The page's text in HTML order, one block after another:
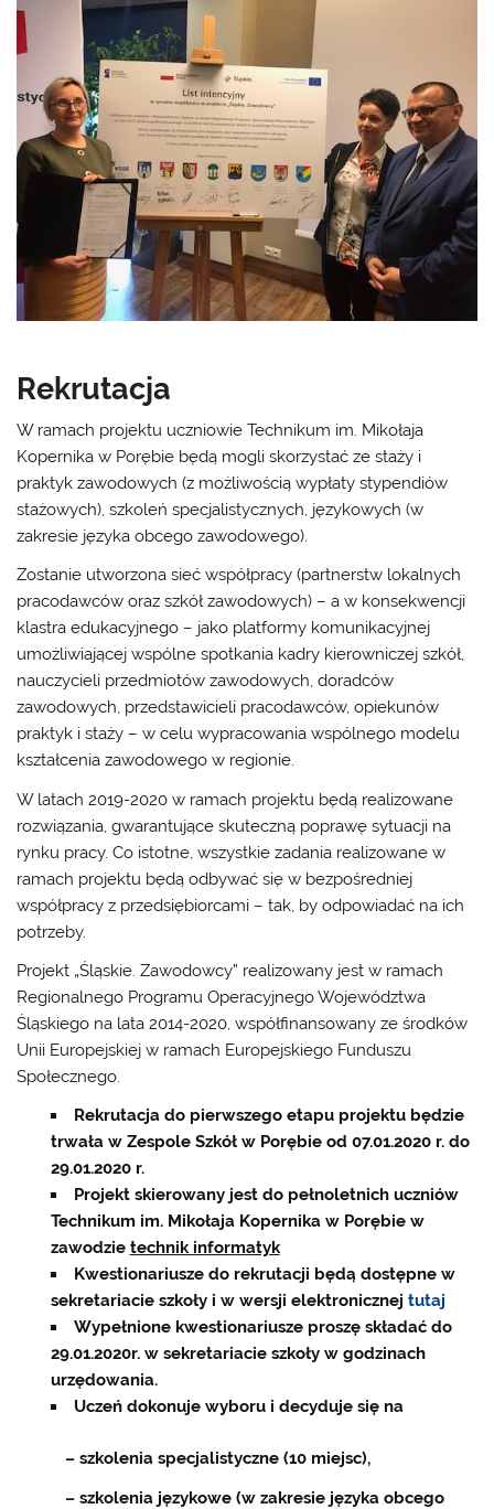
Rekrutacja
W ramach projektu uczniowie Technikum im. Mikołaja
Kopernika w Porębie będą mogli skorzystać ze staży i
praktyk zawodowych (z możliwością wypłaty stypendiów
stażowych), szkoleń specjalistycznych, językowych (w
zakresie języka obcego zawodowego).
Zostanie utworzona sieć współpracy (partnerstw lokalnych
pracodawców oraz szkół zawodowych) – a w konsekwencji
klastra edukacyjnego – jako platformy komunikacyjnej
umożliwiającej wspólne spotkania kadry kierowniczej szkół,
nauczycieli przedmiotów zawodowych, doradców
zawodowych, przedstawicieli pracodawców, opiekunów
praktyk i staży – w celu wypracowania wspólnego modelu
kształcenia zawodowego w regionie.
W latach 2019-2020 w ramach projektu będą realizowane
rozwiązania, gwarantujące skuteczną poprawę sytuacji na
rynku pracy. Co istotne, wszystkie zadania realizowane w
ramach projektu będą odbywać się w bezpośredniej
współpracy z przedsiębiorcami – tak, by odpowiadać na ich
potrzeby.
Projekt „Śląskie. Zawodowcy” realizowany jest w ramach
Regionalnego Programu Operacyjnego Województwa
Śląskiego na lata 2014-2020, współfinansowany ze środków
Unii Europejskiej w ramach Europejskiego Funduszu
Społecznego.
Rekrutacja do pierwszego etapu projektu będzie
trwała w Zespole Szkół w Porębie od 07.01.2020 r. do
29.01.2020 r.
Projekt skierowany jest do pełnoletnich uczniów
Technikum im. Mikołaja Kopernika w Porębie w
zawodzie technik informatyk
Kwestionariusze do rekrutacji będą dostępne w
sekretariacie szkoły i w wersji elektronicznej tutaj
Wypełnione kwestionariusze proszę składać do
29.01.2020r. w sekretariacie szkoły w godzinach
urzędowania.
Uczeń dokonuje wyboru i decyduje się na
– szkolenia specjalistyczne (10 miejsc),
– szkolenia językowe (w zakresie języka obcego